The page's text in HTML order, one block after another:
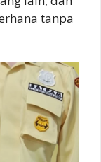
tanpa